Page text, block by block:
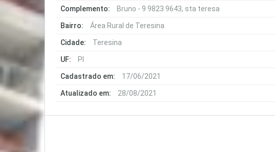
Complemento: Bruno - 9 9823 9643, sta teresa
Bairro: Área Rural de Teresina
Cidade: Teresina
UF: PI
Cadastrado em: 17/06/2021
Atualizado em: 28/08/2021